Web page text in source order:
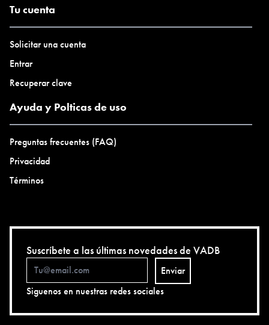
Tu cuenta
Solicitar una cuenta
Entrar
Recuperar clave
Ayuda y Polticas de uso
Preguntas frecuentes (FAQ)
Privacidad
Términos
Suscríbete a las últimas novedades de VADB
Enviar
Siguenos en nuestras redes sociales